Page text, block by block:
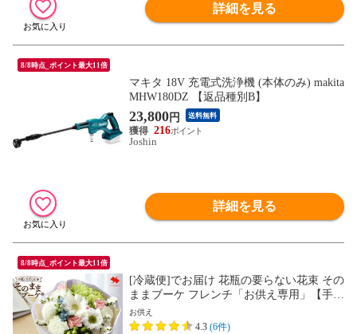
詳細を見る
8/8時点_ポイント最大11倍
マキタ 18V 充電式洗浄機 (本体のみ) makita
MHW180DZ 【返品種別B】
23,800円 送料無料
216
Joshin
詳細を見る
8/8時点_ポイント最大11倍
[冷蔵便]でお届け 花瓶の要らない花束 その
ままブーケ フレンチ「お供え専用」【手提
げ袋付】※北海道・沖縄はお届け不可 花由
お供え
4.3 (6件)